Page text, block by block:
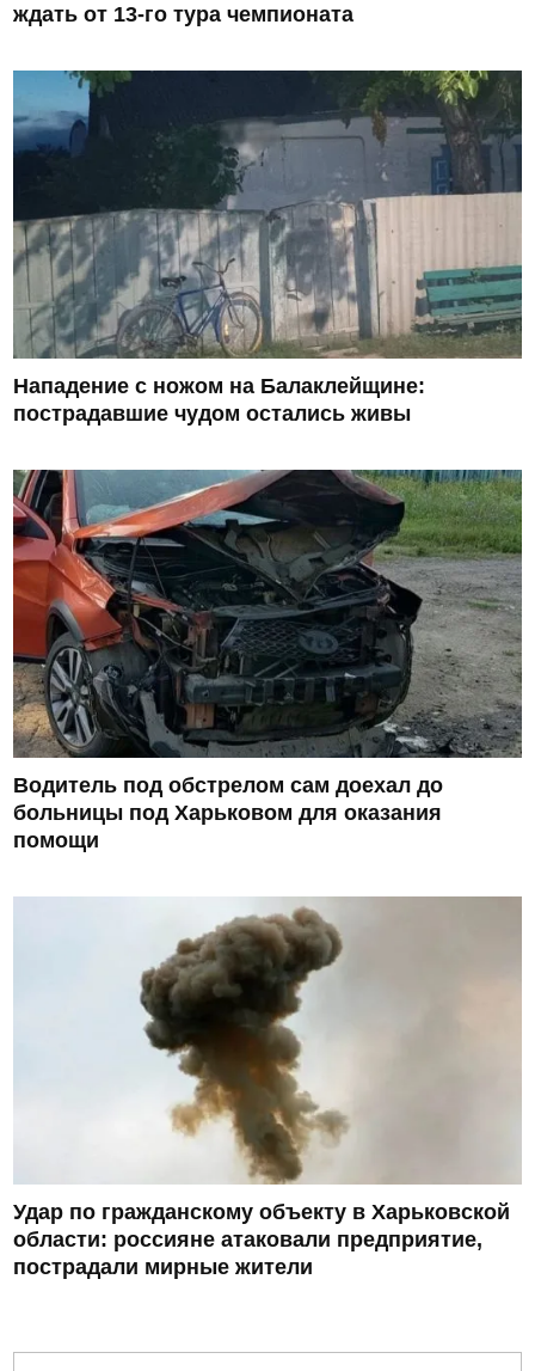
ждать от 13-го тура чемпионата
Нападение с ножом на Балаклейщине:
пострадавшие чудом остались живы
Водитель под обстрелом сам доехал до
больницы под Харьковом для оказания
помощи
Удар по гражданскому объекту в Харьковской
области: россияне атаковали предприятие,
пострадали мирные жители